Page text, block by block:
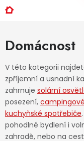
Stavba a dům
Dílna
Domácnost
Domů
Domácnost
V této kategorii
zpříjemní a usnadní
zahrnuje solární
posezení,
kuchyňské spotřebiče
pohodlné bydlení i
zahradě, nebo na